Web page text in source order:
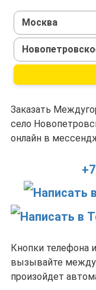
Москва
Заказать
село
онлайн в
Кнопки телефона
вызывайте
произойдет